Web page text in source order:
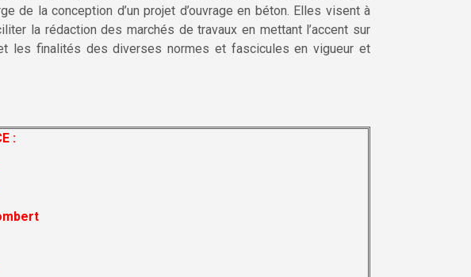
de la conception d’un projet d’ouvrage en béton. Elles visent à
la rédaction des marchés de travaux en mettant l’accent sur
les finalités des diverses normes et fascicules en vigueur et
: